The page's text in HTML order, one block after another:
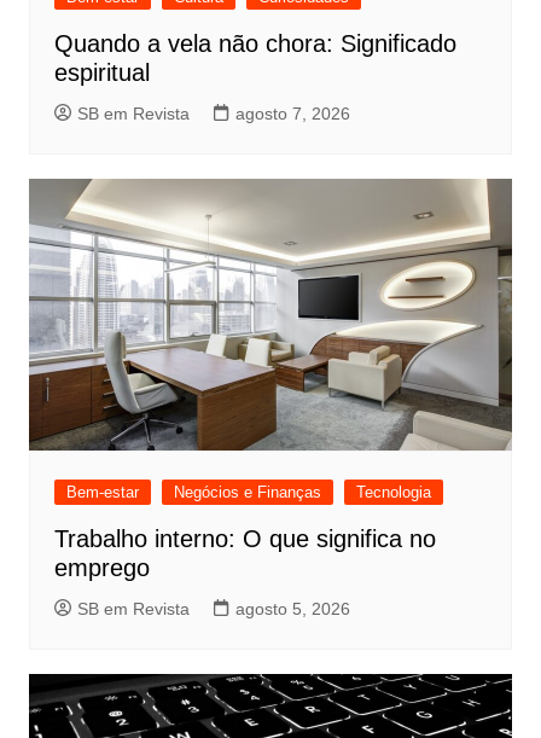
Quando a vela não chora: Significado
espiritual
SB em Revista agosto 7, 2026
Bem-estar Negócios e Finanças Tecnologia
Trabalho interno: O que significa no
emprego
SB em Revista agosto 5, 2026